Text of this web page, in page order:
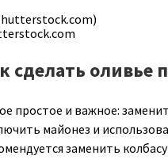
сделать оливье
простое и важное:
майонез и
заменить